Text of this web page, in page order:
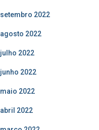
setembro 2022
agosto 2022
julho 2022
junho 2022
maio 2022
abril 2022